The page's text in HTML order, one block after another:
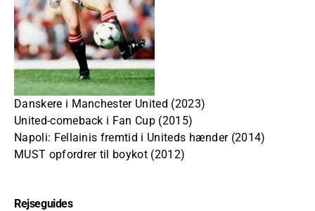
Danskere i Manchester United (2023)
United-comeback i Fan Cup (2015)
Napoli: Fellainis fremtid i Uniteds hænder (2014)
MUST opfordrer til boykot (2012)
Rejseguides